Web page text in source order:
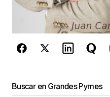
privacidady los
de Google se
Buscar en Grandes Pymes